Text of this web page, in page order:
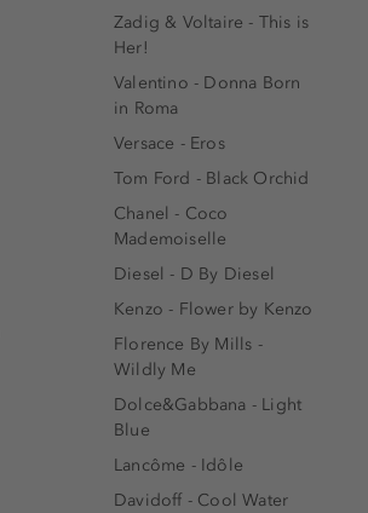
Zadig & Voltaire - This is
Her!
Valentino - Donna Born
in Roma
Versace - Eros
Tom Ford - Black Orchid
Chanel - Coco
Mademoiselle
Diesel - D By Diesel
Kenzo - Flower by Kenzo
Florence By Mills -
Wildly Me
Dolce&Gabbana - Light
Blue
Lancôme - Idôle
Davidoff - Cool Water